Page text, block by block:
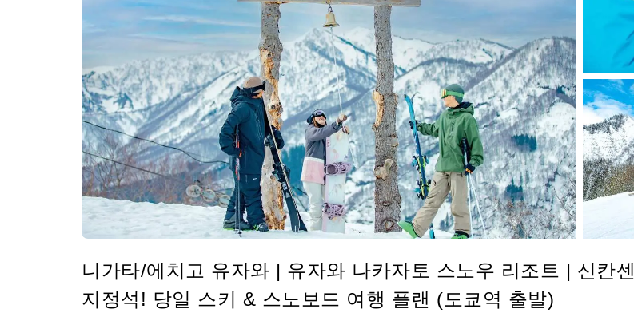
니가타/에치고 유자와 | 유자와 나카자토 스노우 리조트 | 신칸센
지정석! 당일 스키 & 스노보드 여행 플랜 (도쿄역 출발)